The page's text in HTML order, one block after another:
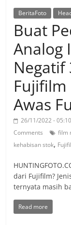
BeritaFoto
Buat
Analog
Negatif
Fujifilm
Awas
26/11/2022 - 05:10
Comments
film
kehabisan stok,
dari Fujifilm?
ternyata masih
Read more